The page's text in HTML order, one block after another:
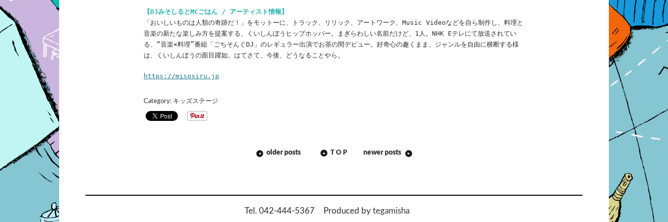
【DJみそしるとMCごはん / アーティスト情報】
「おいしいものは人類の奇跡だ！」をモットーに、トラック、リリック、アートワーク、Music Videoなどを自ら制作し、料理と
音楽の新たな楽しみ方を提案する、くいしんぼうヒップホッパー。まぎらわしい名前だけど、1人。NHK Eテレにて放送されてい
る、“音楽×料理”番組「ごちそんぐDJ」のレギュラー出演でお茶の間デビュー。好奇心の趣くまま、ジャンルを自由に横断する様
は、くいしんぼうの面目躍如。はてさて、今後、どうなることやら。
https://misosiru.jp
Category: キッズステージ
older posts TOP newer posts
Tel. 042-444-5367 Produced by tegamisha